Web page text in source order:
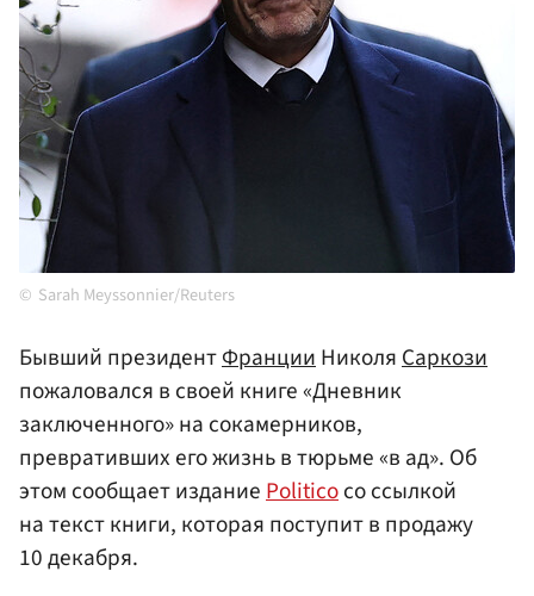
Sarah Meyssonnier/Reuters
Бывший президентФранцииНиколяСаркози
пожаловался в своей книге «Дневник
заключенного» на сокамерников,
превративших его жизнь в тюрьме «в ад». Об
этом сообщает изданиеPoliticoсо ссылкой
на текст книги, которая поступит в продажу
10 декабря.